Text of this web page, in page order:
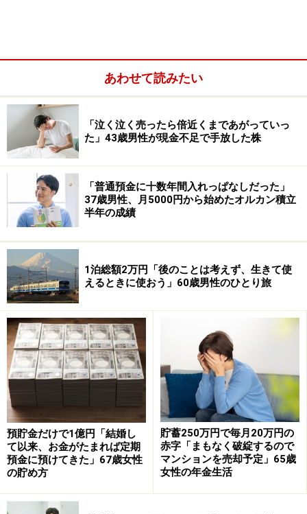
最も買ってよかった優待銘柄は、
MTGは「2018年にユニコーン企業として上場したが、業
績悪化や子会社の不適切会計問題で株価は急落。しかし
商品は悪くないと思ったのと優待に魅力を感じたので、
割安なうちに買っておこうと家族分を購入」したと言い
ます。
優待の内容は自社製品の「公式オンラインショップで利
用できるポイント」で、「家の中にReFaのシャワーヘッ
ド、SIXPAD、Styleの椅子などが増えてきています」と
のこと。
投稿者の期待通りMTG株はその後回復基調にあり、優待
内容も「優待新設当初は数種類の中から選択する形でし
りさらに魅力が増しました。長期特典でポイント数が加
あわせて読みたい
「泣く泣く売ったら倍近くまであがっていっ
た」43歳男性が現金不足で手放した株
「普通預金に十数年間入れっぱなしだった」
37歳男性、月5000円から始めたオルカン積立
半年の成績
1泊総額2万円「後のことは考えず、生きて使
えるときに使おう」60歳男性のひとり旅
預貯金だけで1億円「結婚し
て以来、お金がたまれば定期
預金に預けてきた」67歳女性
の貯め方
貯蓄250万円で毎月20万円の
赤字「まもなく破綻するので
マンションを売却予定」65歳
女性の年金生活